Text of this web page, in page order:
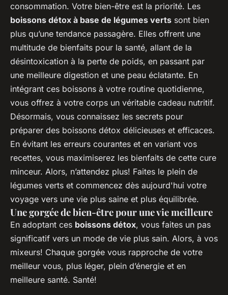
consommation. Votre bien-être est la priorité. Les
boissons détox à base de légumes verts sont bien
plus qu’une tendance passagère. Elles offrent une
multitude de bienfaits pour la santé, allant de la
désintoxication à la perte de poids, en passant par
une meilleure digestion et une peau éclatante. En
intégrant ces boissons à votre routine quotidienne,
vous offrez à votre corps un véritable cadeau nutritif.
Désormais, vous connaissez les secrets pour
préparer des boissons détox délicieuses et efficaces.
En évitant les erreurs courantes et en variant vos
recettes, vous maximiserez les bienfaits de cette cure
minceur. Alors, n’attendez plus! Faites le plein de
légumes verts et commencez dès aujourd'hui votre
voyage vers une vie plus saine et plus équilibrée.
Une gorgée de bien-être pour une vie meilleure
En adoptant ces boissons détox, vous faites un pas
significatif vers un mode de vie plus sain. Alors, à vos
mixeurs! Chaque gorgée vous rapproche de votre
meilleur vous, plus léger, plein d’énergie et en
meilleure santé. Santé!